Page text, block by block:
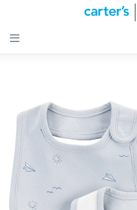

Nuevos
Bebés
Peques
Calzado
Club
Carter